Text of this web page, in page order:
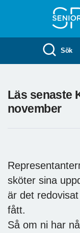
Sök
Läs senaste
november
sköter sina
är det
fått.
Så om ni har